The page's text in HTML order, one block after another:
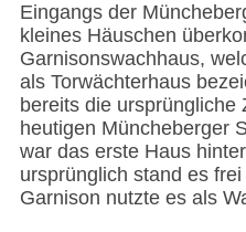
Eingangs der
kleines Häuschen
Garnisonswachhaus,
als Torwächterhaus
bereits die ursprüngliche
heutigen Müncheberger
war das erste Haus
ursprünglich stand es
Garnison nutzte es als